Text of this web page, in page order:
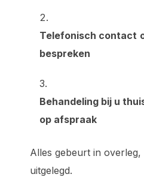
Telefonisch contact
bespreken
Behandeling bij u
op afspraak
Alles gebeurt in overleg,
uitgelegd.